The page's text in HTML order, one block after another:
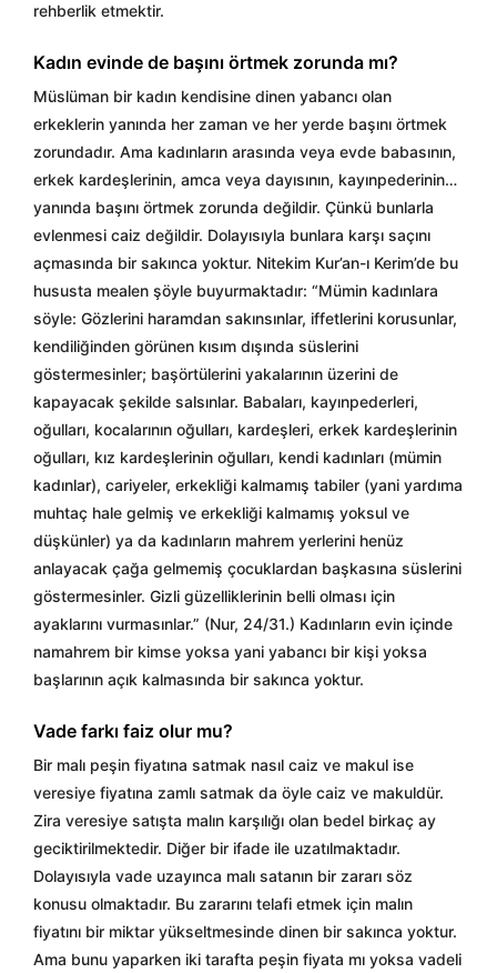
rehberlik etmektir.
Kadın evinde de başını örtmek zorunda mı?
Müslüman bir kadın kendisine dinen yabancı olan
erkeklerin yanında her zaman ve her yerde başını örtmek
zorundadır. Ama kadınların arasında veya evde babasının,
erkek kardeşlerinin, amca veya dayısının, kayınpederinin…
yanında başını örtmek zorunda değildir. Çünkü bunlarla
evlenmesi caiz değildir. Dolayısıyla bunlara karşı saçını
açmasında bir sakınca yoktur. Nitekim Kur’an-ı Kerim’de bu
hususta mealen şöyle buyurmaktadır: “Mümin kadınlara
söyle: Gözlerini haramdan sakınsınlar, iffetlerini korusunlar,
kendiliğinden görünen kısım dışında süslerini
göstermesinler; başörtülerini yakalarının üzerini de
kapayacak şekilde salsınlar. Babaları, kayınpederleri,
oğulları, kocalarının oğulları, kardeşleri, erkek kardeşlerinin
oğulları, kız kardeşlerinin oğulları, kendi kadınları (mümin
kadınlar), cariyeler, erkekliği kalmamış tabiler (yani yardıma
muhtaç hale gelmiş ve erkekliği kalmamış yoksul ve
düşkünler) ya da kadınların mahrem yerlerini henüz
anlayacak çağa gelmemiş çocuklardan başkasına süslerini
göstermesinler. Gizli güzelliklerinin belli olması için
ayaklarını vurmasınlar.” (Nur, 24/31.) Kadınların evin içinde
namahrem bir kimse yoksa yani yabancı bir kişi yoksa
başlarının açık kalmasında bir sakınca yoktur.
Vade farkı faiz olur mu?
Bir malı peşin fiyatına satmak nasıl caiz ve makul ise
veresiye fiyatına zamlı satmak da öyle caiz ve makuldür.
Zira veresiye satışta malın karşılığı olan bedel birkaç ay
geciktirilmektedir. Diğer bir ifade ile uzatılmaktadır.
Dolayısıyla vade uzayınca malı satanın bir zararı söz
konusu olmaktadır. Bu zararını telafi etmek için malın
fiyatını bir miktar yükseltmesinde dinen bir sakınca yoktur.
Ama bunu yaparken iki tarafta peşin fiyata mı yoksa vadeli